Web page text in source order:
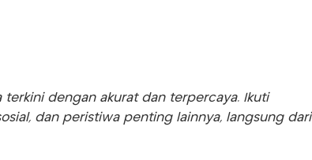
dengan akurat dan terpercaya. Ikuti
dan peristiwa penting lainnya, langsung dari